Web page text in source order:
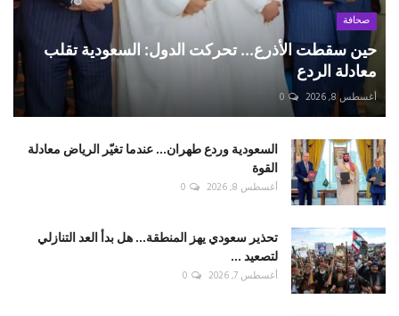
صحافة
حين سقطت الأذرع... تحركت الدول: السعودية تقلب
معادلة الردع
أغسطس 8, 2026 0
السعودية وردع طهران... عندما تغيّر الرياض معادلة
القوة
أغسطس 8, 2026 0
تحذير سعودي يهز المنطقة... هل بدأ العد التنازلي
لتصعيد ...
أغسطس 7, 2026 0